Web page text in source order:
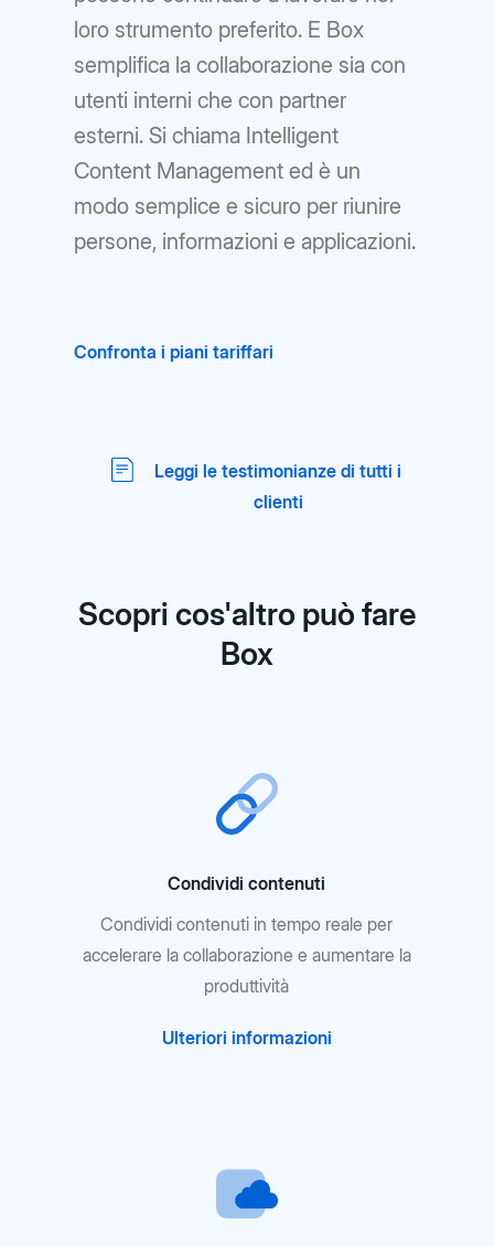
loro strumento preferito. E Box
semplifica la collaborazione sia con
utenti interni che con partner
esterni. Si chiama Intelligent
Content Management ed è un
modo semplice e sicuro per riunire
persone, informazioni e applicazioni.
Confronta i piani tariffari
Leggi le testimonianze di tutti i
clienti
Scopri cos'altro può fare
Box
Condividi contenuti
Condividi contenuti in tempo reale per
accelerare la collaborazione e aumentare la
produttività
Ulteriori informazioni